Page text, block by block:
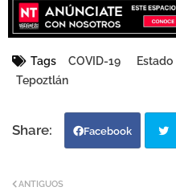
Tags COVID-19 Estado
Tepoztlán
Facebook
ANTIGUOS